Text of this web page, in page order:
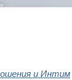
и Интим